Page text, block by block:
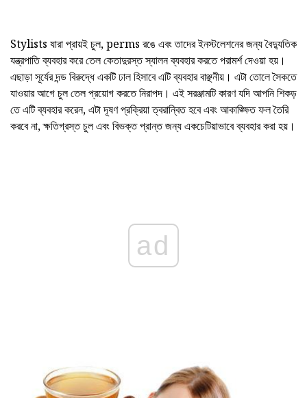
Stylists যারা প্রায়ই চুল, perms রঙে এবং তাদের ইনস্টলেশনের জন্য বৈদ্যুতিক
যন্ত্রপাতি ব্যবহার করে তেল কেতাদুরস্ত স্যালন ব্যবহার করতে পরামর্শ দেওয়া হয়।
এছাড়া সূর্যের দন্ড বিরুদ্ধে একটি ঢাল হিসাবে এটি ব্যবহার বাঞ্ছনীয়। এটা তোলে সৈকতে
যাওয়ার আগে চুল তেল প্রয়োগ করতে নিরাপদ। এই সরঞ্জামটি কারণ যদি আপনি শিকড়
তে এটি ব্যবহার করেন, এটা দূষণ প্রক্রিয়া ত্বরান্বিত হবে এবং আকাঙ্ক্ষিত ফল তৈরি
করবে না, ক্ষতিগ্রস্ত চুল এবং বিভক্ত প্রান্ত জন্য একচেটিয়াভাবে ব্যবহার করা হয়।
ad